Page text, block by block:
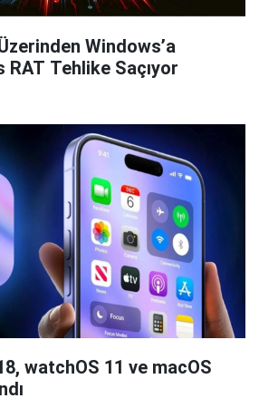
Windows’a
RAT Tehlike Saçıyor
watchOS 11 ve macOS